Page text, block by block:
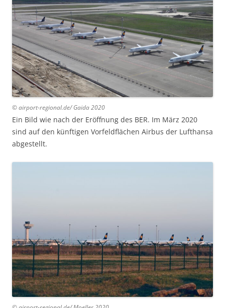
© airport-regional.de/ Gaida 2020
Ein Bild wie nach der Eröffnung des BER. Im März 2020
sind auf den künftigen Vorfeldflächen Airbus der Lufthansa
abgestellt.